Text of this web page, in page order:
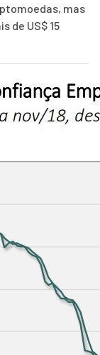
mas
de US$ 15